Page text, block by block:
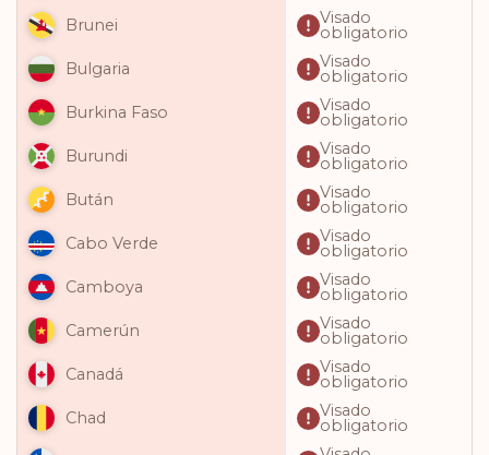
Brunei
Visado
obligatorio
Bulgaria
Visado
obligatorio
Burkina Faso
Visado
obligatorio
Burundi
Visado
obligatorio
Bután
Visado
obligatorio
Cabo Verde
Visado
obligatorio
Camboya
Visado
obligatorio
Camerún
Visado
obligatorio
Canadá
Visado
obligatorio
Chad
Visado
obligatorio